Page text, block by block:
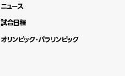
ニュース
試合日程
オリンピック・パラリンピック